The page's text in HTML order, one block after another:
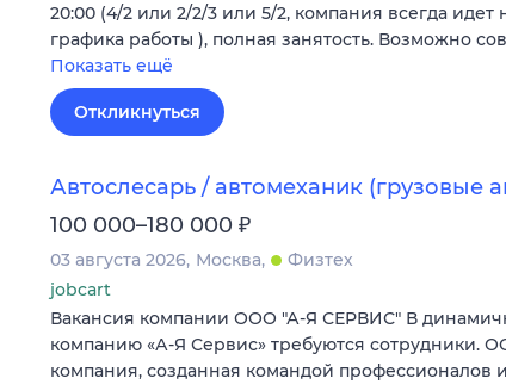
20:00 (4/2 или 2/2/3 или 5/2, компания всегда идет
графика работы ), полная занятость. Возможно
Показать ещё
Откликнуться
Автослесарь / автомеханик (грузовые
100 000–180 000 ₽
03 августа 2026 Москва
Физтех
jobcart
Вакансия компании ООО "А-Я СЕРВИС" В
компанию «А-Я Сервис» требуются сотрудники.
компания, созданная командой